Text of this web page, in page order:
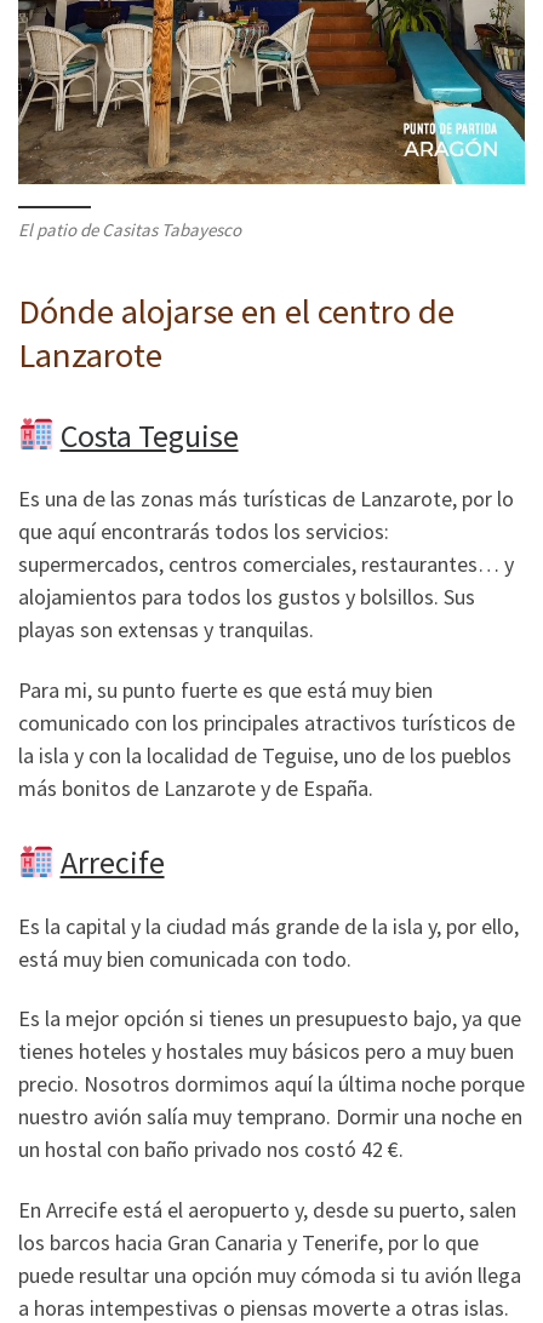
El patio de Casitas Tabayesco
Dónde alojarse en el centro de
Lanzarote
Costa Teguise
Es una de las zonas más turísticas de Lanzarote, por lo
que aquí encontrarás todos los servicios:
supermercados, centros comerciales, restaurantes… y
alojamientos para todos los gustos y bolsillos. Sus
playas son extensas y tranquilas.
Para mi, su punto fuerte es que está muy bien
comunicado con los principales atractivos turísticos de
la isla y con la localidad de Teguise, uno de los pueblos
más bonitos de Lanzarote y de España.
Arrecife
Es la capital y la ciudad más grande de la isla y, por ello,
está muy bien comunicada con todo.
Es la mejor opción si tienes un presupuesto bajo, ya que
tienes hoteles y hostales muy básicos pero a muy buen
precio. Nosotros dormimos aquí la última noche porque
nuestro avión salía muy temprano. Dormir una noche en
un hostal con baño privado nos costó 42 €.
En Arrecife está el aeropuerto y, desde su puerto, salen
los barcos hacia Gran Canaria y Tenerife, por lo que
puede resultar una opción muy cómoda si tu avión llega
a horas intempestivas o piensas moverte a otras islas.